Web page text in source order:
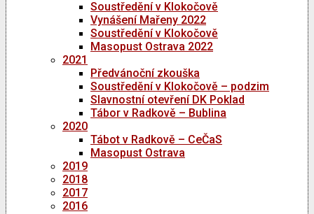
Soustředění v Klokočově
Vynášení Mařeny 2022
Soustředění v Klokočově
Masopust Ostrava 2022
2021
Předvánoční zkouška
Soustředění v Klokočově – podzim
Slavnostní otevření DK Poklad
Tábor v Radkově – Bublina
2020
Tábot v Radkově – CeČaS
Masopust Ostrava
2019
2018
2017
2016